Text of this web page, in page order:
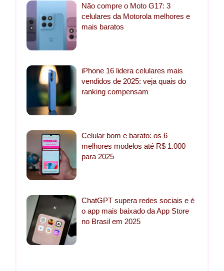
Não compre o Moto G17: 3
celulares da Motorola melhores e
mais baratos
iPhone 16 lidera celulares mais
vendidos de 2025: veja quais do
ranking compensam
Celular bom e barato: os 6
melhores modelos até R$ 1.000
para 2025
ChatGPT supera redes sociais e é
o app mais baixado da App Store
no Brasil em 2025